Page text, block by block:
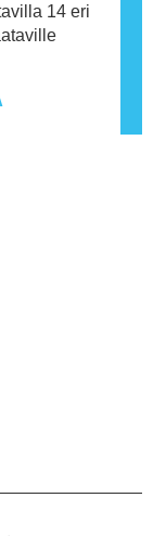
14 eri